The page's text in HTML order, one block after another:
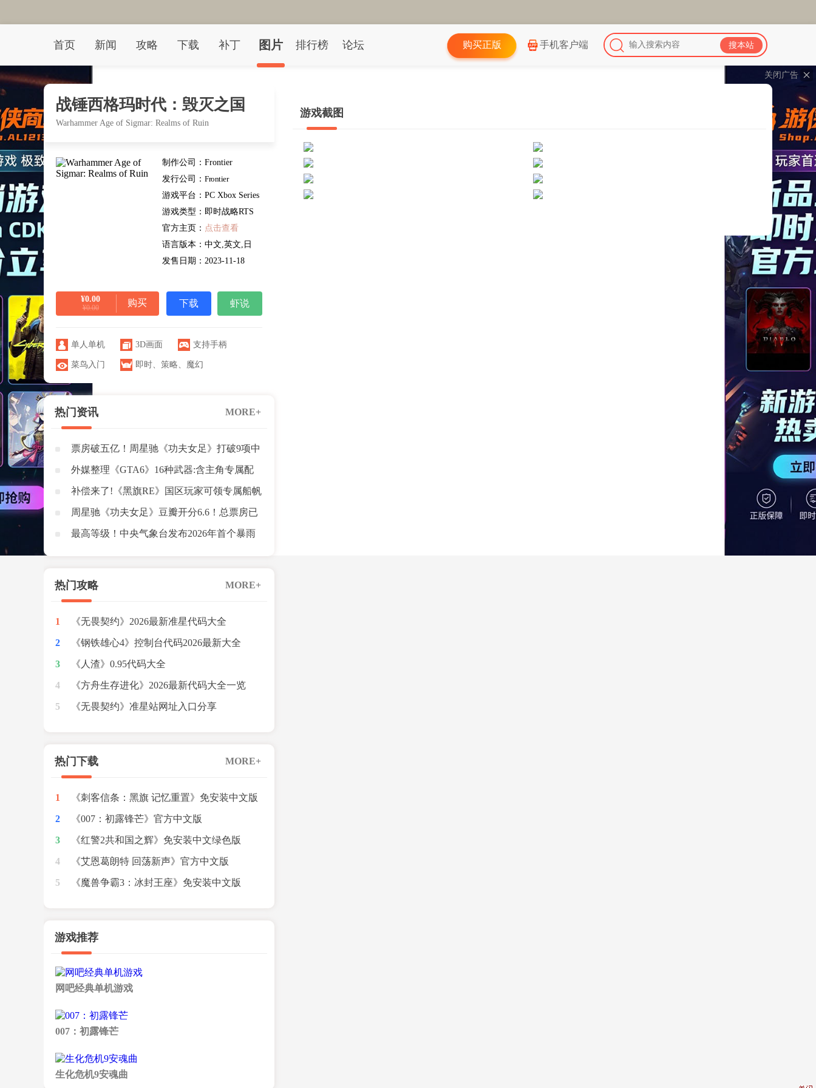
关闭广告
首页 新闻 攻略 下载 补丁 图片 排行榜 论坛 购买正版 手机客户端
战锤西格玛时代：毁灭之国
Warhammer Age of Sigmar: Realms of Ruin
制作公司： Frontier
Developments
发行公司： Frontier
Developments
游戏平台： PC Xbox Series
X PS5
游戏类型： 即时战略RTS
官方主页： 点击查看
语言版本： 中文,英文,日
文,其他
发售日期： 2023-11-18
¥0.00
¥0.00 购买 下载 虾说
单人单机 3D画面 支持手柄
菜鸟入门 即时、 策略、 魔幻
热门资讯 MORE+
票房破五亿！周星驰《功夫女足》打破9项中
国影史纪录
外媒整理《GTA6》16种武器:含主角专属配
枪与榴弹炮
补偿来了!《黑旗RE》国区玩家可领专属船帆
+1500密钥
周星驰《功夫女足》豆瓣开分6.6！总票房已
突破3亿元
最高等级！中央气象台发布2026年首个暴雨
热门攻略 MORE+
1 《无畏契约》2026最新准星代码大全
2 《钢铁雄心4》控制台代码2026最新大全
3 《人渣》0.95代码大全
4 《方舟生存进化》2026最新代码大全一览
5 《无畏契约》准星站网址入口分享
热门下载 MORE+
1 《刺客信条：黑旗 记忆重置》免安装中文版
[v2678|DenuvOwO绕d密版]
2 《007：初露锋芒》官方中文版
[v1.0.6(Build.23909702)|绕D密版]
3 《红警2共和国之辉》免安装中文绿色版
[v1.1]
4 《艾恩葛朗特 回荡新声》官方中文版
[Build.24104689|绕D密版]
5 《魔兽争霸3：冰封王座》免安装中文版
游戏推荐
网吧经典单机游戏
007：初露锋芒
生化危机9安魂曲
游戏截图